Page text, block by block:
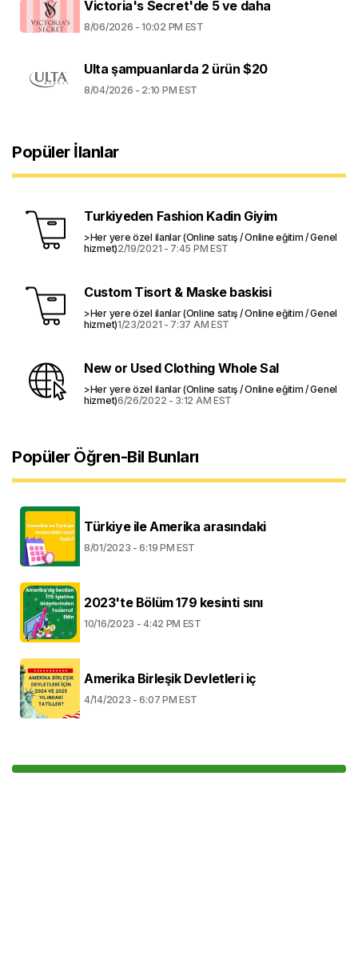
Victoria's Secret'de 5 ve daha
8/06/2026 - 10:02 PM EST
Ulta şampuanlarda 2 ürün $20
8/04/2026 - 2:10 PM EST
Popüler İlanlar
Turkiyeden Fashion Kadin Giyim
>Her yere özel ilanlar (Online satış / Online eğitim / Genel
hizmet)2/19/2021 - 7:45 PM EST
Custom Tisort & Maske baskisi
>Her yere özel ilanlar (Online satış / Online eğitim / Genel
hizmet)1/23/2021 - 7:37 AM EST
New or Used Clothing Whole Sal
>Her yere özel ilanlar (Online satış / Online eğitim / Genel
hizmet)6/26/2022 - 3:12 AM EST
Popüler Öğren-Bil Bunları
Türkiye ile Amerika arasındaki
8/01/2023 - 6:19 PM EST
2023'te Bölüm 179 kesinti sını
10/16/2023 - 4:42 PM EST
Amerika Birleşik Devletleri iç
4/14/2023 - 6:07 PM EST